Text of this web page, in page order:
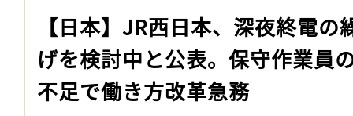
【日本】JR西日本、深夜終電の
げを検討中と公表。保守作業員
不足で働き方改革急務